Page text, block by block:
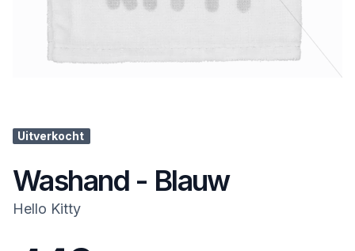
Uitverkocht
Washand - Blauw
Hello Kitty